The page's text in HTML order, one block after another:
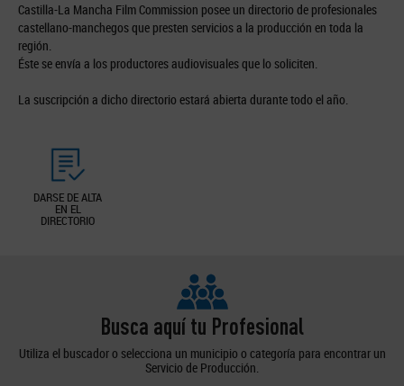
Castilla-La Mancha Film Commission posee un directorio de profesionales
castellano-manchegos que presten servicios a la producción en toda la
región.
Éste se envía a los productores audiovisuales que lo soliciten.
La suscripción a dicho directorio estará abierta durante todo el año.
DARSE DE ALTA
EN EL
DIRECTORIO
Busca aquí tu Profesional
Utiliza el buscador o selecciona un municipio o categoría para encontrar un
Servicio de Producción.